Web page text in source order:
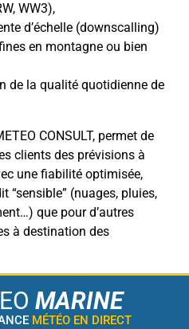
WW3),
d’échelle (downscalling)
en montagne ou bien
de la qualité quotidienne de
CONSULT, permet de
clients des prévisions à
une fiabilité optimisée,
“sensible” (nuages, pluies,
que pour d’autres
à destination des
MARINE
MÉTÉO EN DIRECT